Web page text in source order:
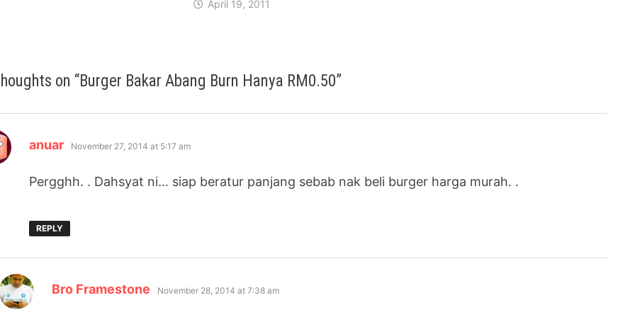
April 19, 2011
on “Burger Bakar Abang Burn Hanya RM0.50”
anuar says:
November 27, 2014 at 5:17 am
Pergghh. . Dahsyat ni… siap beratur panjang sebab nak beli burger harga murah. .
REPLY
Bro Framestone says:
November 28, 2014 at 7:38 am